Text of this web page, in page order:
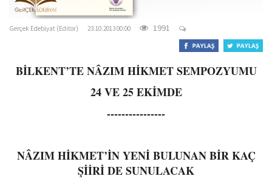
gercekedebiyat.com
Gerçek Edebiyat (Editör) 23.10.2013 00:00 1991
BİLKENT’TE NÂZIM HİKMET SEMPOZYUMU
24 VE 25 EKİMDE
----------------
NÂZIM HİKMET’İN YENİ BULUNAN BİR KAÇ
ŞİİRİ DE SUNULACAK